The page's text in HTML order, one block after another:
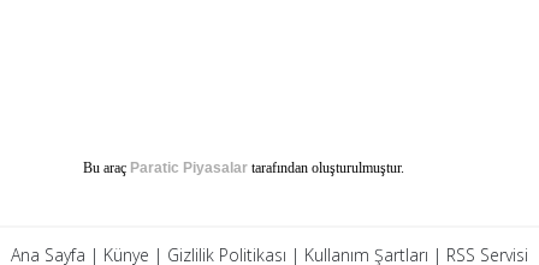
Bu araç Paratic Piyasalar tarafından oluşturulmuştur.
Ana Sayfa | Künye | Gizlilik Politikası | Kullanım Şartları | RSS Servisi